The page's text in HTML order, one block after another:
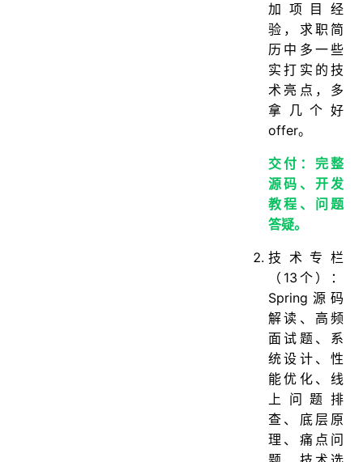
加项目经
验，求职简
历中多一些
实打实的技
术亮点，多
拿几个好
offer。
交付：完整
源码、开发
教程、问题
答疑。
技术专栏
（13个）：
Spring源码
解读、高频
面试题、系
统设计、性
能优化、线
上问题排
查、底层原
理、痛点问